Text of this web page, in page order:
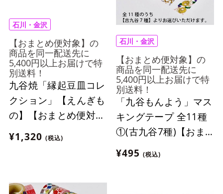
石川・金沢
【おまとめ便対象】の
商品を同一配送先に
5,400円以上お届けで特
別送料！
九谷焼「縁起豆皿コレ
クション」【えんぎも
の】【おまとめ便対
象】
¥1,320 (税込)
石川・金沢
【おまとめ便対象】の
商品を同一配送先に
5,400円以上お届けで特
別送料！
「九谷もんよう」マス
キングテープ 全11種
①(古九谷7種)【おま
とめ便対象】
¥495 (税込)